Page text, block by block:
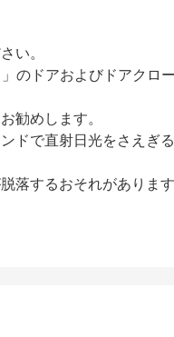
い。
のドアおよびドアクロ
勧めします。
で直射日光をさえぎる
するおそれがあります